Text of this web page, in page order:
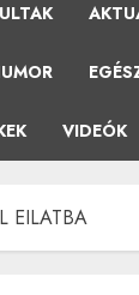
VIDEÓK
EILATBA